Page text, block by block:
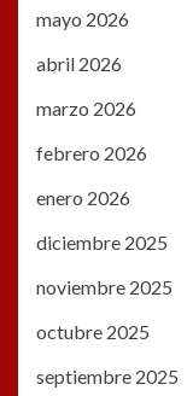
mayo 2026
abril 2026
marzo 2026
febrero 2026
enero 2026
diciembre 2025
noviembre 2025
octubre 2025
septiembre 2025